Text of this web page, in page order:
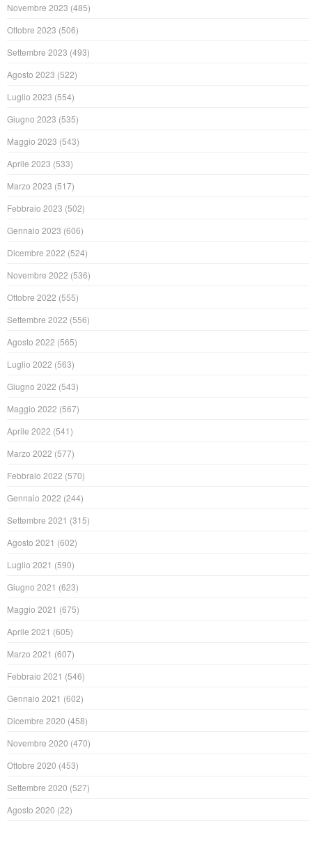
Novembre 2023 (485)
Ottobre 2023 (506)
Settembre 2023 (493)
Agosto 2023 (522)
Luglio 2023 (554)
Giugno 2023 (535)
Maggio 2023 (543)
Aprile 2023 (533)
Marzo 2023 (517)
Febbraio 2023 (502)
Gennaio 2023 (606)
Dicembre 2022 (524)
Novembre 2022 (536)
Ottobre 2022 (555)
Settembre 2022 (556)
Agosto 2022 (565)
Luglio 2022 (563)
Giugno 2022 (543)
Maggio 2022 (567)
Aprile 2022 (541)
Marzo 2022 (577)
Febbraio 2022 (570)
Gennaio 2022 (244)
Settembre 2021 (315)
Agosto 2021 (602)
Luglio 2021 (590)
Giugno 2021 (623)
Maggio 2021 (675)
Aprile 2021 (605)
Marzo 2021 (607)
Febbraio 2021 (546)
Gennaio 2021 (602)
Dicembre 2020 (458)
Novembre 2020 (470)
Ottobre 2020 (453)
Settembre 2020 (527)
Agosto 2020 (22)